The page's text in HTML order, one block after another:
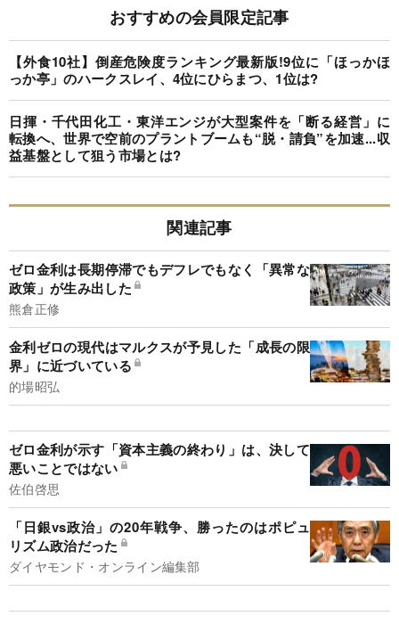
おすすめの会員限定記事
【外食10社】倒産危険度ランキング最新版!9位に「ほっかほ
っか亭」のハークスレイ、4位にひらまつ、1位は?
日揮・千代田化工・東洋エンジが大型案件を「断る経営」に
転換へ、世界で空前のプラントブームも“脱・請負”を加速...収
益基盤として狙う市場とは?
関連記事
ゼロ金利は長期停滞でもデフレでもなく「異常な
政策」が生み出した
熊倉正修
金利ゼロの現代はマルクスが予見した「成長の限
界」に近づいている
的場昭弘
ゼロ金利が示す「資本主義の終わり」は、決して
悪いことではない
佐伯啓思
「日銀vs政治」の20年戦争、勝ったのはポピュ
リズム政治だった
ダイヤモンド・オンライン編集部